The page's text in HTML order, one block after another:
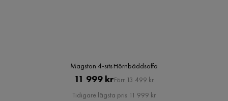
Magston 4-sits Hörnbäddsoffa
Pris
11 999 krOriginal
Pris
Förr 13 499 kr
Tidigare lägsta pris 11 999 kr